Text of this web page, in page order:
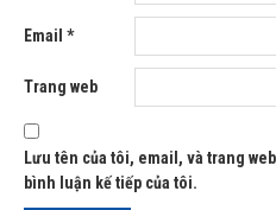
Email *
Trang web
Lưu tên của tôi, email, và trang
bình luận kế tiếp của tôi.